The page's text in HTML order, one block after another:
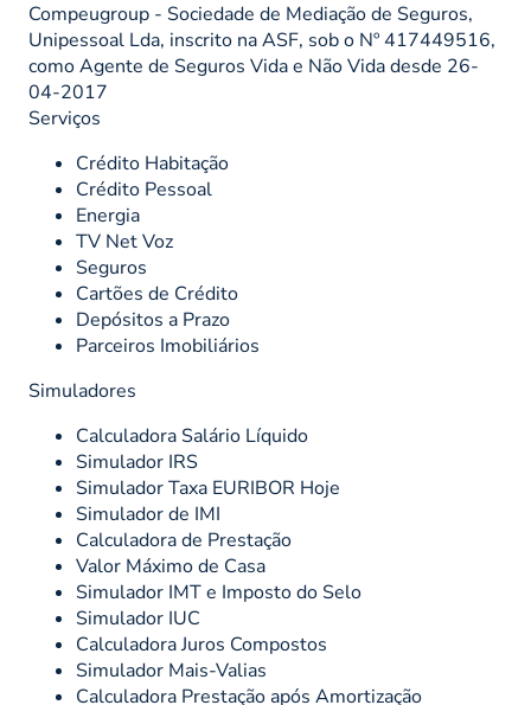
Compeugroup - Sociedade de Mediação de Seguros,
Unipessoal Lda, inscrito na ASF, sob o Nº 417449516,
como Agente de Seguros Vida e Não Vida desde 26-
04-2017
Serviços
Crédito Habitação
Crédito Pessoal
Energia
TV Net Voz
Seguros
Cartões de Crédito
Depósitos a Prazo
Parceiros Imobiliários
Simuladores
Calculadora Salário Líquido
Simulador IRS
Simulador Taxa EURIBOR Hoje
Simulador de IMI
Calculadora de Prestação
Valor Máximo de Casa
Simulador IMT e Imposto do Selo
Simulador IUC
Calculadora Juros Compostos
Simulador Mais-Valias
Calculadora Prestação após Amortização